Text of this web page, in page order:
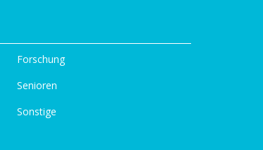
Forschung
Senioren
Sonstige